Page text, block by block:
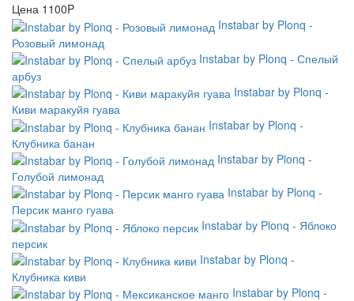
Цена 1100P
Instabar by Plonq -
Розовый лимонад
Instabar by Plonq - Спелый
арбуз
Instabar by Plonq -
Киви маракуйя гуава
Instabar by Plonq -
Клубника банан
Instabar by Plonq -
Голубой лимонад
Instabar by Plonq -
Персик манго гуава
Instabar by Plonq - Яблоко
персик
Instabar by Plonq -
Клубника киви
Instabar by Plonq -